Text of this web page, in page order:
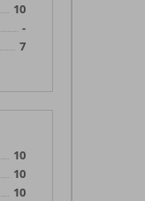
10
-
7
10
10
10